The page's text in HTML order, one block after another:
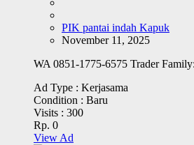
PIK pantai indah Kapuk
November 11, 2025
WA 0851-1775-6575 Trader
Ad Type : Kerjasama
Condition : Baru
Visits : 300
Rp. 0
View Ad